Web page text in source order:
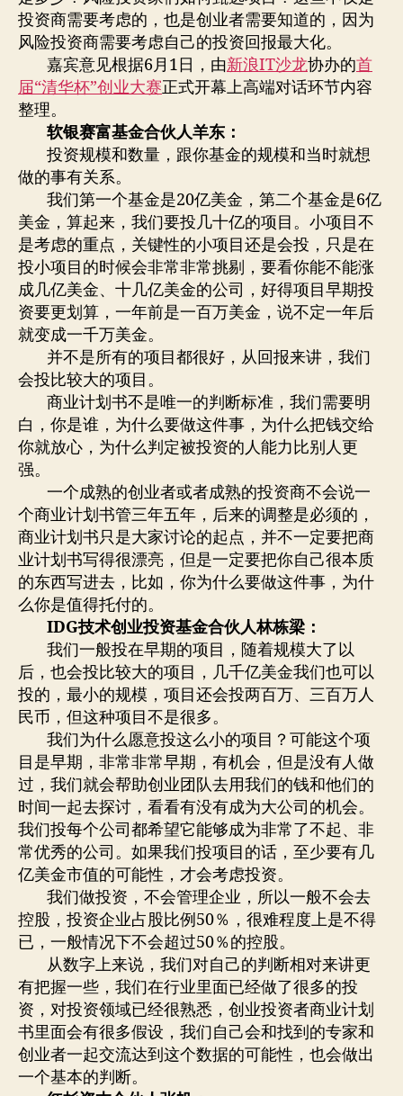
投资商需要考虑的，也是创业者需要知道的，因为
风险投资商需要考虑自己的投资回报最大化。
嘉宾意见根据6月1日，由新浪IT沙龙协办的首
届“清华杯”创业大赛正式开幕上高端对话环节内容
整理。
软银赛富基金合伙人羊东：
投资规模和数量，跟你基金的规模和当时就想
做的事有关系。
我们第一个基金是20亿美金，第二个基金是6亿
美金，算起来，我们要投几十亿的项目。小项目不
是考虑的重点，关键性的小项目还是会投，只是在
投小项目的时候会非常非常挑剔，要看你能不能涨
成几亿美金、十几亿美金的公司，好得项目早期投
资要更划算，一年前是一百万美金，说不定一年后
就变成一千万美金。
并不是所有的项目都很好，从回报来讲，我们
会投比较大的项目。
商业计划书不是唯一的判断标准，我们需要明
白，你是谁，为什么要做这件事，为什么把钱交给
你就放心，为什么判定被投资的人能力比别人更
强。
一个成熟的创业者或者成熟的投资商不会说一
个商业计划书管三年五年，后来的调整是必须的，
商业计划书只是大家讨论的起点，并不一定要把商
业计划书写得很漂亮，但是一定要把你自己很本质
的东西写进去，比如，你为什么要做这件事，为什
么你是值得托付的。
IDG技术创业投资基金合伙人林栋梁：
我们一般投在早期的项目，随着规模大了以
后，也会投比较大的项目，几千亿美金我们也可以
投的，最小的规模，项目还会投两百万、三百万人
民币，但这种项目不是很多。
我们为什么愿意投这么小的项目？可能这个项
目是早期，非常非常早期，有机会，但是没有人做
过，我们就会帮助创业团队去用我们的钱和他们的
时间一起去探讨，看看有没有成为大公司的机会。
我们投每个公司都希望它能够成为非常了不起、非
常优秀的公司。如果我们投项目的话，至少要有几
亿美金市值的可能性，才会考虑投资。
我们做投资，不会管理企业，所以一般不会去
控股，投资企业占股比例50％，很难程度上是不得
已，一般情况下不会超过50％的控股。
从数字上来说，我们对自己的判断相对来讲更
有把握一些，我们在行业里面已经做了很多的投
资，对投资领域已经很熟悉，创业投资者商业计划
书里面会有很多假设，我们自己会和找到的专家和
创业者一起交流达到这个数据的可能性，也会做出
一个基本的判断。